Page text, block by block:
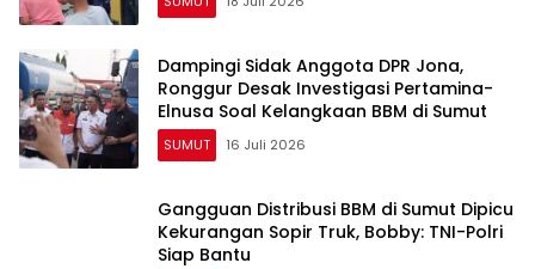
Dampingi Sidak Anggota DPR Jona,
Ronggur Desak Investigasi Pertamina-
Elnusa Soal Kelangkaan BBM di Sumut
SUMUT 16 Juli 2026
Gangguan Distribusi BBM di Sumut Dipicu
Kekurangan Sopir Truk, Bobby: TNI-Polri
Siap Bantu